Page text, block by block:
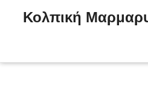
Κολπική